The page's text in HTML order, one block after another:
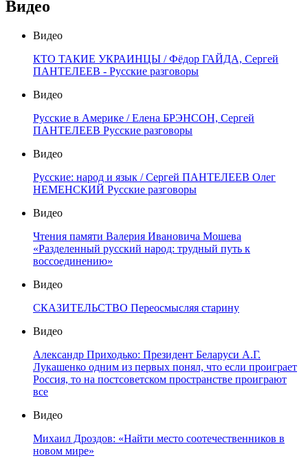
Видео
Видео
КТО ТАКИЕ УКРАИНЦЫ / Фёдор ГАЙДА, Сергей
ПАНТЕЛЕЕВ - Русские разговоры
Видео
Русские в Америке / Елена БРЭНСОН, Сергей
ПАНТЕЛЕЕВ Русские разговоры
Видео
Русские: народ и язык / Сергей ПАНТЕЛЕЕВ Олег
НЕМЕНСКИЙ Русские разговоры
Видео
Чтения памяти Валерия Ивановича Мошева
«Разделенный русский народ: трудный путь к
воссоединению»
Видео
СКАЗИТЕЛЬСТВО Переосмысляя старину
Видео
Александр Приходько: Президент Беларуси А.Г.
Лукашенко одним из первых понял, что если проиграет
Россия, то на постсоветском пространстве проиграют
все
Видео
Михаил Дроздов: «Найти место соотечественников в
новом мире»